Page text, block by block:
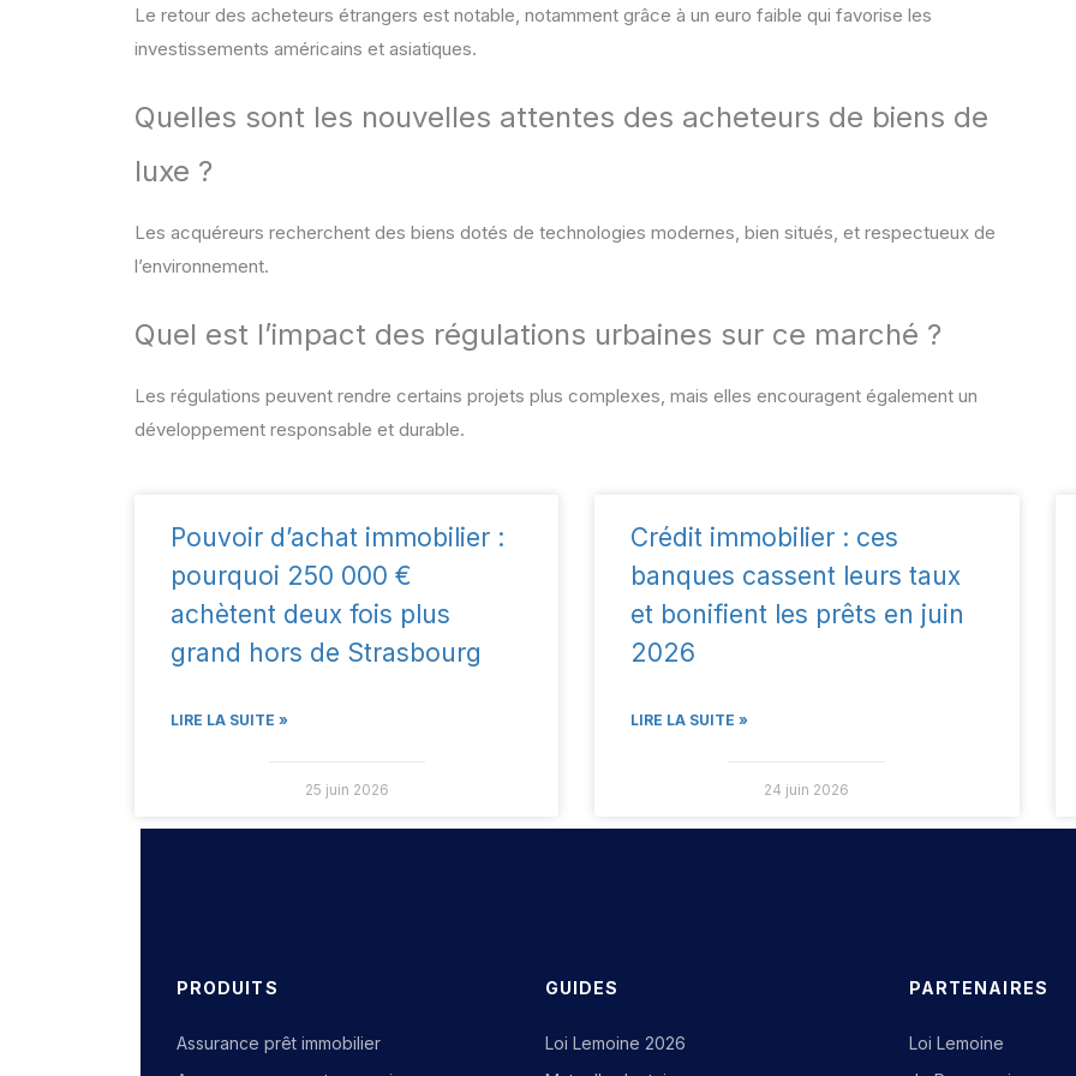
Le retour des acheteurs étrangers est notable, notamment grâce à un euro faible qui favorise les
investissements américains et asiatiques.
Quelles sont les nouvelles attentes des acheteurs de biens de
luxe ?
Les acquéreurs recherchent des biens dotés de technologies modernes, bien situés, et respectueux de
l’environnement.
Quel est l’impact des régulations urbaines sur ce marché ?
Les régulations peuvent rendre certains projets plus complexes, mais elles encouragent également un
développement responsable et durable.
Pouvoir d’achat immobilier :
pourquoi 250 000 €
achètent deux fois plus
grand hors de Strasbourg
LIRE LA SUITE »
25 juin 2026
Crédit immobilier : ces
banques cassent leurs taux
et bonifient les prêts en juin
2026
LIRE LA SUITE »
24 juin 2026
PRODUITS
Assurance prêt immobilier
GUIDES
Loi Lemoine 2026
PARTENAIRES
Loi Lemoine